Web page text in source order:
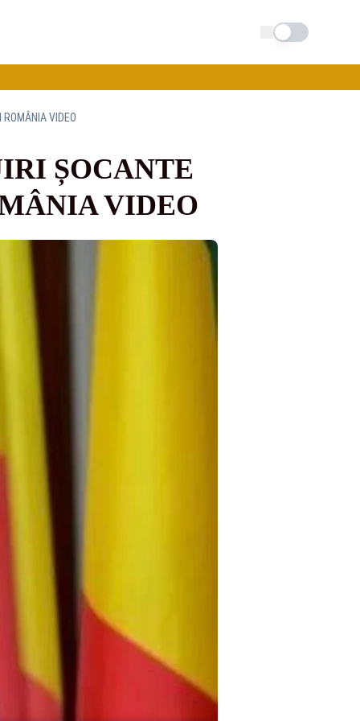
Schimba tema
VIDEO
ȘOCANTE
VIDEO